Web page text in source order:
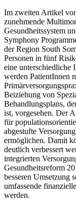
Im zweiten Artikel
zunehmende
Gesundheitssystem
Symphony
der Region South
Personen in fünf
eine unterschiedliche
werden PatientInnen
Beiziehung von
Behandlungsplans,
ist, vorgesehen. Der
für
abgestufte
ermöglichen. Damit
deutlich verbessert
integrierten
Gesundheitsreform
besseren Umsetzung
umfassende
werden.